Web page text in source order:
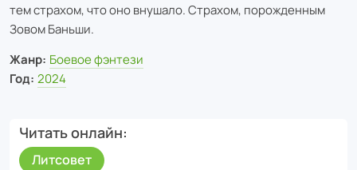
тем страхом, что оно внушало. Страхом, порожденным
Зовом Баньши.
Жанр: Боевое фэнтези
Год: 2024
Читать онлайн
Литсовет